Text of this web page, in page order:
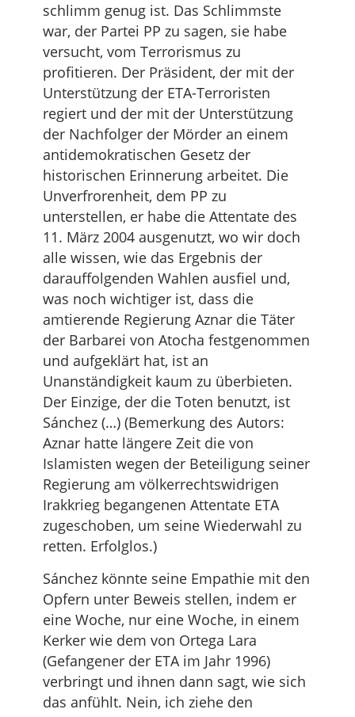
schlimm genug ist. Das Schlimmste
war, der Partei PP zu sagen, sie habe
versucht, vom Terrorismus zu
profitieren. Der Präsident, der mit der
Unterstützung der ETA-Terroristen
regiert und der mit der Unterstützung
der Nachfolger der Mörder an einem
antidemokratischen Gesetz der
historischen Erinnerung arbeitet. Die
Unverfrorenheit, dem PP zu
unterstellen, er habe die Attentate des
11. März 2004 ausgenutzt, wo wir doch
alle wissen, wie das Ergebnis der
darauffolgenden Wahlen ausfiel und,
was noch wichtiger ist, dass die
amtierende Regierung Aznar die Täter
der Barbarei von Atocha festgenommen
und aufgeklärt hat, ist an
Unanständigkeit kaum zu überbieten.
Der Einzige, der die Toten benutzt, ist
Sánchez (…) (Bemerkung des Autors:
Aznar hatte längere Zeit die von
Islamisten wegen der Beteiligung seiner
Regierung am völkerrechtswidrigen
Irakkrieg begangenen Attentate ETA
zugeschoben, um seine Wiederwahl zu
retten. Erfolglos.)
Sánchez könnte seine Empathie mit den
Opfern unter Beweis stellen, indem er
eine Woche, nur eine Woche, in einem
Kerker wie dem von Ortega Lara
(Gefangener der ETA im Jahr 1996)
verbringt und ihnen dann sagt, wie sich
das anfühlt. Nein, ich ziehe den